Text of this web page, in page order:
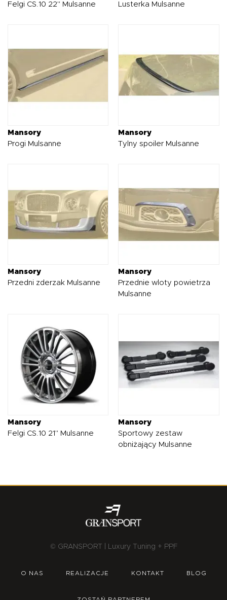
Felgi CS.10 22" Mulsanne
Lusterka Mulsanne
Mansory
Progi Mulsanne
Mansory
Tylny spoiler Mulsanne
Mansory
Przedni zderzak Mulsanne
Mansory
Przednie wloty powietrza
Mulsanne
Mansory
Felgi CS.10 21" Mulsanne
Mansory
Sportowy zestaw
obniżający Mulsanne
© GRANSPORT | Luxury Tuning + PPF
O NAS REALIZACJE KONTAKT BLOG